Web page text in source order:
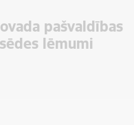
pašvaldības
lēmumi